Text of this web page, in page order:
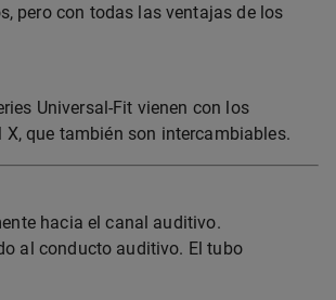
pero con todas las ventajas de los
Universal-Fit vienen con los
que también son intercambiables.
hacia el canal auditivo.
al conducto auditivo. El tubo